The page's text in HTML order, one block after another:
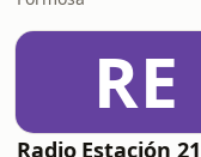
RE
Radio Estación 21